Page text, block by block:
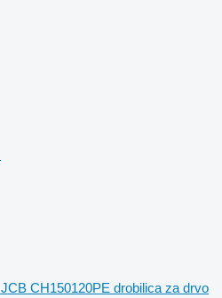
JCB CH150120PE drobilica za drvo